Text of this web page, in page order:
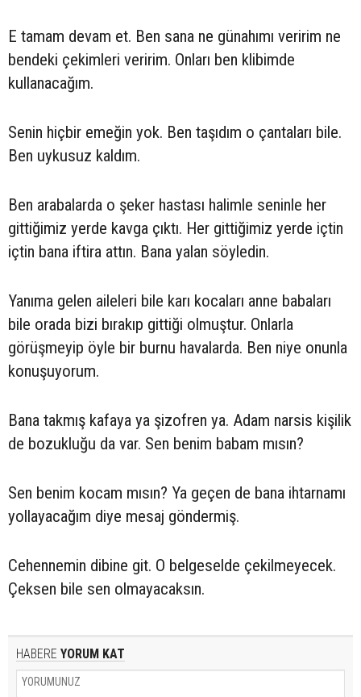
E tamam devam et. Ben sana ne günahımı veririm ne
bendeki çekimleri veririm. Onları ben klibimde
kullanacağım.
Senin hiçbir emeğin yok. Ben taşıdım o çantaları bile.
Ben uykusuz kaldım.
Ben arabalarda o şeker hastası halimle seninle her
gittiğimiz yerde kavga çıktı. Her gittiğimiz yerde içtin
içtin bana iftira attın. Bana yalan söyledin.
Yanıma gelen aileleri bile karı kocaları anne babaları
bile orada bizi bırakıp gittiği olmuştur. Onlarla
görüşmeyip öyle bir burnu havalarda. Ben niye onunla
konuşuyorum.
Bana takmış kafaya ya şizofren ya. Adam narsis kişilik
de bozukluğu da var. Sen benim babam mısın?
Sen benim kocam mısın? Ya geçen de bana ihtarnamı
yollayacağım diye mesaj göndermiş.
Cehennemin dibine git. O belgeselde çekilmeyecek.
Çeksen bile sen olmayacaksın.
HABERE YORUM KAT